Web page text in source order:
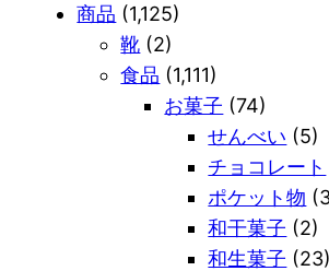
商品 (1,125)
靴 (2)
食品 (1,111)
お菓子 (74)
せんべい (5)
チョコレート
ポケット物
和干菓子 (2)
和生菓子 (23)